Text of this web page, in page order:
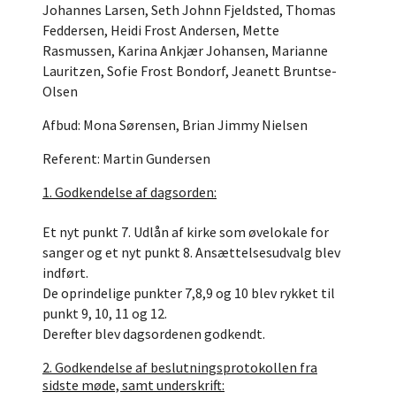
Johannes Larsen, Seth Johnn Fjeldsted, Thomas
Feddersen, Heidi Frost Andersen, Mette
Rasmussen, Karina Ankjær Johansen, Marianne
Lauritzen, Sofie Frost Bondorf, Jeanett Bruntse-
Olsen
Afbud: Mona Sørensen, Brian Jimmy Nielsen
Referent: Martin Gundersen
1. Godkendelse af dagsorden:
Et nyt punkt 7. Udlån af kirke som øvelokale for
sanger og et nyt punkt 8. Ansættelsesudvalg blev
indført.
De oprindelige punkter 7,8,9 og 10 blev rykket til
punkt 9, 10, 11 og 12.
Derefter blev dagsordenen godkendt.
2. Godkendelse af beslutningsprotokollen fra
sidste møde, samt underskrift: